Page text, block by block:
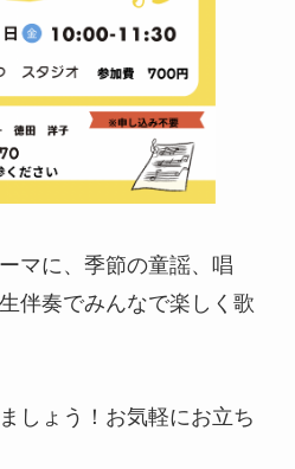
マに、季節の童謡、唱
伴奏でみんなで楽しく歌
しょう！お気軽にお立ち